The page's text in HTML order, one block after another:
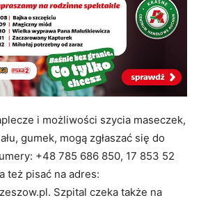
i możliwości szycia maseczek,
gumek, mogą zgłaszać się do
+48 785 686 850, 17 853 52
też pisać na adres:
Szpital czeka także na